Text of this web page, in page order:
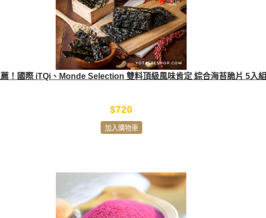
！國際 iTQi、Monde Selection 雙料頂級風味肯定 綜合海苔脆片 5入組
$720
加入購物車